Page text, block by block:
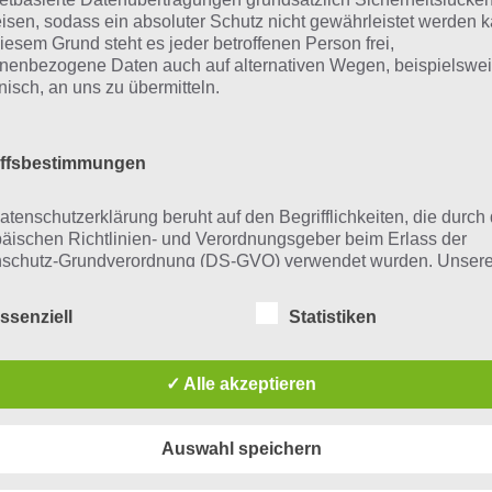
in den vorigen Teilen die Welt vor den
Invaders 3 kann man sich kostenlos im Play Store
Google Play Store
4
4 handelt es sich um ein Rollenspiel, wobei man
90 Talenten gibt. Das Spiel beinhaltet eines der
Designs. Unter anderem trockene
Tweet auf Twitter
sodass ein absoluter Schutz nicht gewährleistet werden
Grund steht es jeder betroffenen Person frei,
Daten auch auf alternativen Wegen,
an uns zu übermitteln.
beruht auf den Begrifflichkeiten, die durch
Richtlinien- und Verordnungsgeber beim Erlass der
Grundverordnung (DS-GVO) verwendet wurden.
und Geschäftspartner einfach lesbar und verständlich sein.
gewährleisten, möchten wir vorab die verwendeten
in dieser Datenschutzerklärung unter anderem die
Begriffe:
Statistiken
✓ Alle akzeptieren
Auswahl speichern